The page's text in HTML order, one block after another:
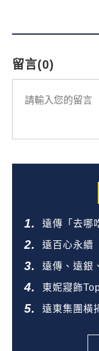
留言(0)
遠傳「去哪
態圈
遠百心永續
遠傳、遠銀
金獎
東妮寢飾
遠東集團橫